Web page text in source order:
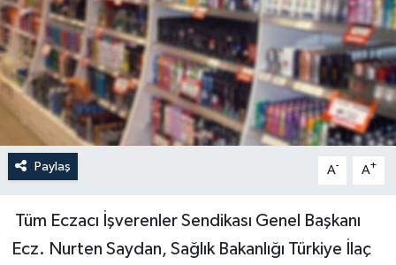
Paylaş A- A+
Tüm Eczacı İşverenler Sendikası Genel Başkanı
Ecz. Nurten Saydan, Sağlık Bakanlığı Türkiye İlaç